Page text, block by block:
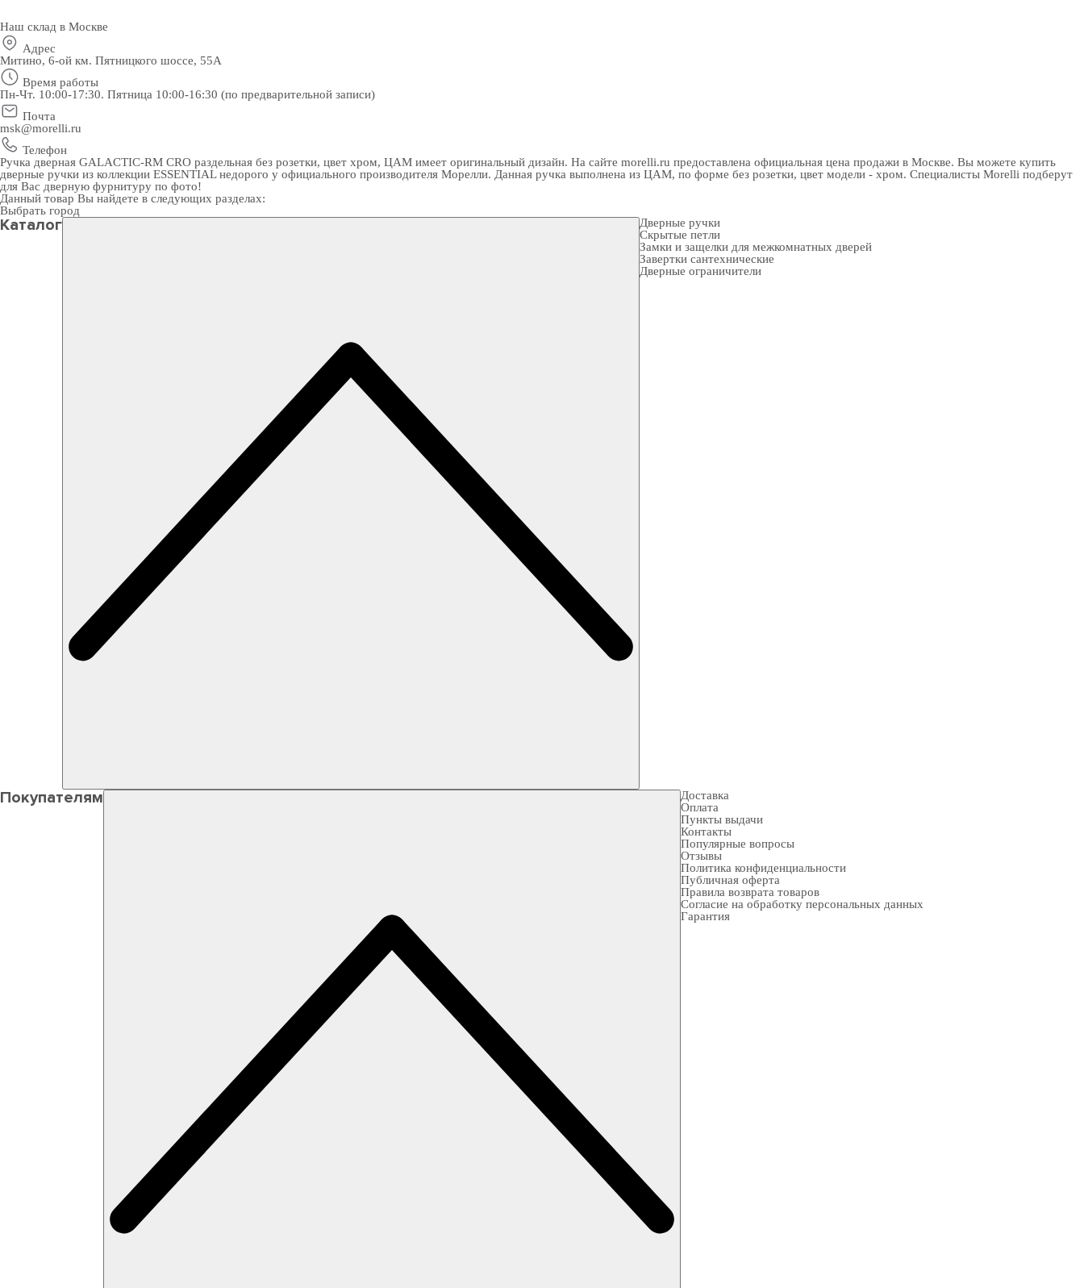
Наш склад в Москве
Адрес
Митино, 6-ой км. Пятницкого шоссе, 55А
Время работы
Пн-Чт. 10:00-17:30. Пятница 10:00-16:30 (по предварительной записи)
Почта
msk@morelli.ru
Телефон
Ручка дверная GALACTIC-RM CRO раздельная без розетки, цвет хром, ЦАМ имеет оригинальный дизайн. На сайте morelli.ru предоставлена официальная цена продажи в Москве. Вы можете купить
дверные ручки из коллекции ESSENTIAL недорого у официального производителя Морелли. Данная ручка выполнена из ЦАМ, по форме без розетки, цвет модели - хром. Специалисты Morelli подберут
для Вас дверную фурнитуру по фото!
Данный товар Вы найдете в следующих разделах:
Выбрать город
Каталог
Дверные ручки
Скрытые петли
Замки и защелки для межкомнатных дверей
Завертки сантехнические
Дверные ограничители
Покупателям
Доставка
Оплата
Пункты выдачи
Контакты
Популярные вопросы
Отзывы
Политика конфиденциальности
Публичная оферта
Правила возврата товаров
Согласие на обработку персональных данных
Гарантия